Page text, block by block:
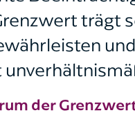
trägt
der